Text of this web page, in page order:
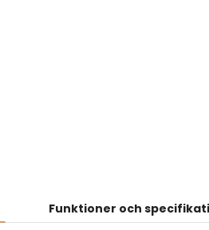
Funktioner och